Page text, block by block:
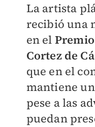
La artista
recibió una
en el
Cortez de
que en el
mantiene
pese a las
puedan